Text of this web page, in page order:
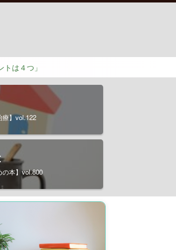
療】vol.122
の本】vol.800